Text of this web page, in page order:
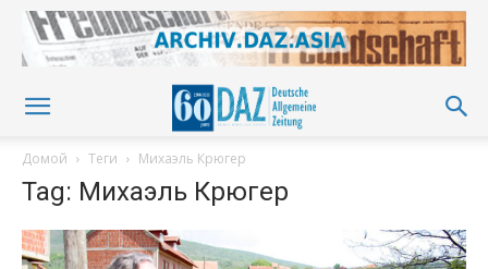
Домой Теги Михаэль Крюгер
Tag: Михаэль Крюгер